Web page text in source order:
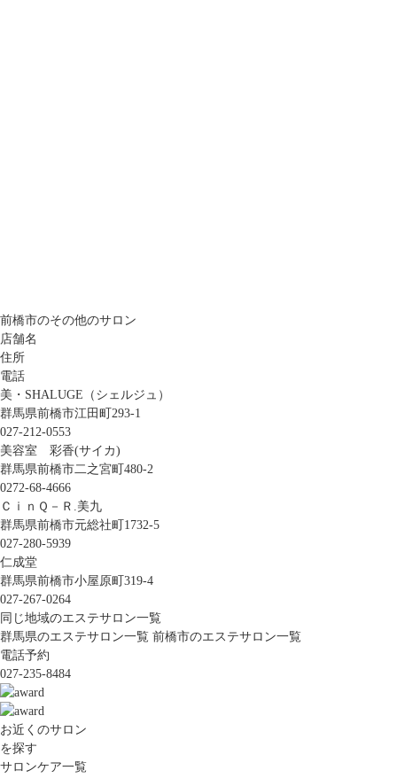
前橋市のその他のサロン
店舗名
住所
電話
美・SHALUGE（シェルジュ）
群馬県前橋市江田町293-1
027-212-0553
美容室 彩香(サイカ)
群馬県前橋市二之宮町480-2
0272-68-4666
ＣｉｎＱ－Ｒ.美九
群馬県前橋市元総社町1732-5
027-280-5939
仁成堂
群馬県前橋市小屋原町319-4
027-267-0264
同じ地域のエステサロン一覧
群馬県のエステサロン一覧 前橋市のエステサロン一覧
電話予約
027-235-8484
お近くのサロン
を探す
サロンケア一覧